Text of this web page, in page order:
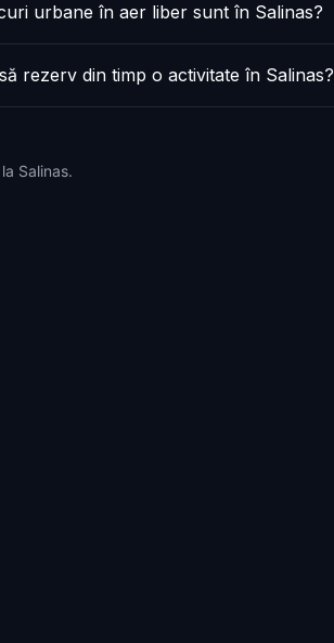
urbane în aer liber sunt în Salinas?
rezerv din timp o activitate în Salinas?
Salinas.